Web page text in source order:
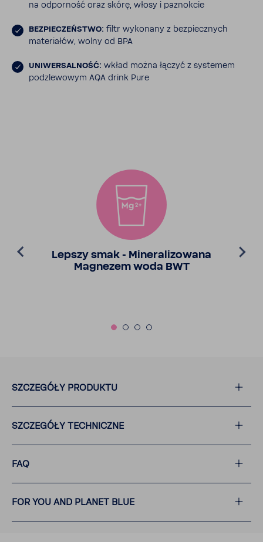
na odpor­ność oraz skórę, włosy i paznokcie
BEZPIE­CZEŃ­STWO: filtr wyko­nany z bezpiecz­nych
mate­riałów, wolny od BPA
UNIWER­SAL­NOŚĆ: wkład można łączyć z systemem
podzle­wowym AQA drink Pure
Lepszy smak - Mine­ra­li­zo­wana
Magnezem woda BWT
SZCZE­GÓŁY PRODUKTU
SZCZE­GÓŁY TECH­NICZNE
FAQ
FOR YOU AND PLANET BLUE